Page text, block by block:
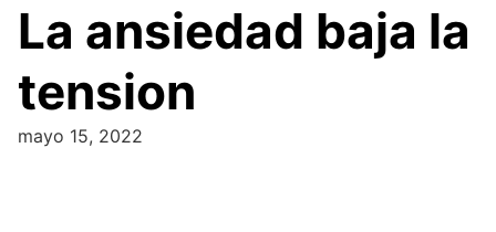
La ansiedad baja la
tension
mayo 15, 2022